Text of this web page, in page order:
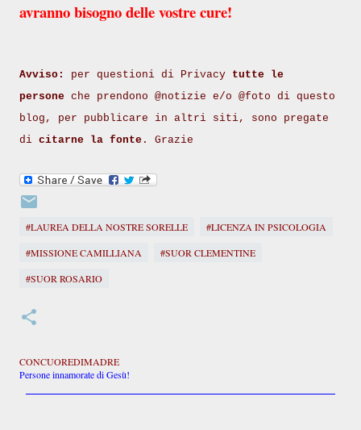
avranno bisogno delle vostre cure!
Avviso: per questioni di Privacy tutte le
persone che prendono @notizie e/o @foto di questo
blog, per pubblicare in altri siti, sono pregate
di citarne la fonte . Grazie
#LAUREA DELLA NOSTRE SORELLE
#LICENZA IN PSICOLOGIA
#MISSIONE CAMILLIANA
#SUOR CLEMENTINE
#SUOR ROSARIO
CONCUOREDIMADRE
Persone innamorate di Gesù!